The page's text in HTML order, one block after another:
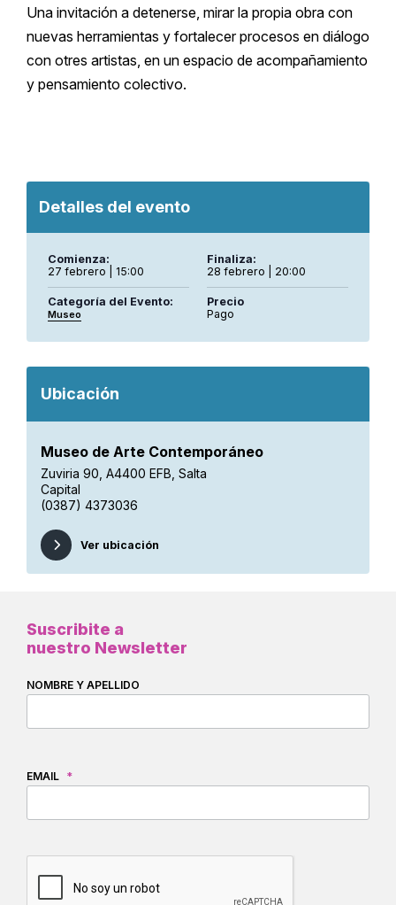
Una invitación a detenerse, mirar la propia obra con
nuevas herramientas y fortalecer procesos en diálogo
con otres artistas, en un espacio de acompañamiento
y pensamiento colectivo.
Detalles del evento
Comienza:
27 febrero | 15:00
Finaliza:
28 febrero | 20:00
Categoría del Evento:
Museo
Precio
Pago
Ubicación
Museo de Arte Contemporáneo
Zuviria 90, A4400 EFB, Salta
Capital
(0387) 4373036
Ver ubicación
Suscribite a
nuestro Newsletter
NOMBRE Y APELLIDO
EMAIL *